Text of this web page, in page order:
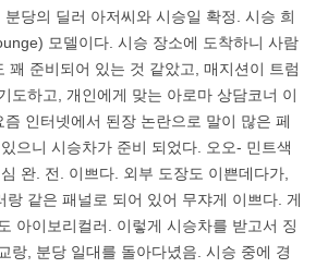
당의 딜러 아저씨와 시승일 확정. 시승 희
모델이다. 시승 장소에 도착하니 사람
꽤 준비되어 있는 것 같았고, 매지션이 트럼
도하고, 개인에게 맞는 아로마 상담코너 이
인터넷에서 된장 논란으로 말이 많은 페
으니 시승차가 준비 되었다. 오오- 민트색
완. 전. 이쁘다. 외부 도장도 이쁜데다가,
랑 같은 패널로 되어 있어 무쟈게 이쁘다. 게
아이보리컬러. 이렇게 시승차를 받고서 징
랑, 분당 일대를 돌아다녔음. 시승 중에 경